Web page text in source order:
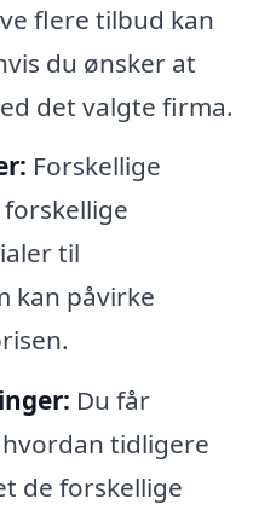
flere tilbud kan
du ønsker at
det valgte firma.
Forskellige
til
kan påvirke
Du får
tidligere
de forskellige